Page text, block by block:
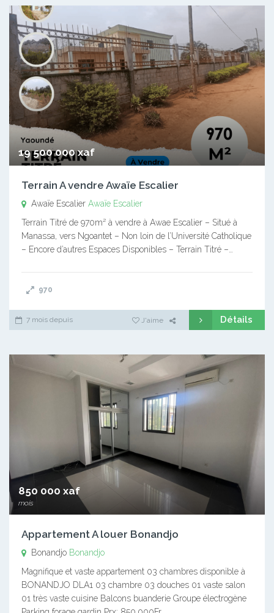
19 500 000 xaf
Terrain A vendre Awaïe Escalier
Awaïe Escalier Awaïe Escalier
Terrain Titré de 970m² à vendre à Awae Escalier – Situé à
Manassa, vers Ngoantet – Non loin de l’Université Catholique
– Encore d’autres Espaces Disponibles – Terrain Titré –…
970
7 mois depuis J'aime Détails
850 000 xaf
mois
Appartement A louer Bonandjo
Bonandjo Bonandjo
Magnifique et vaste appartement 03 chambres disponible à
BONANDJO DLA1 03 chambre 03 douches 01 vaste salon
01 très vaste cuisine Balcons buanderie Groupe électrogène